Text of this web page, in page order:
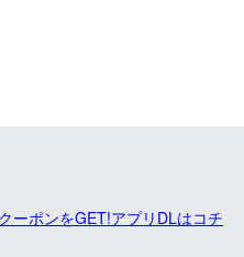
ーポンをGET!アプリDLはコチ